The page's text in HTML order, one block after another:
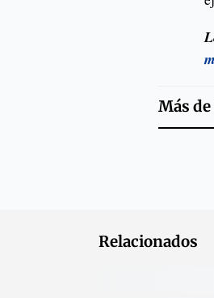
Más de
Relacionados